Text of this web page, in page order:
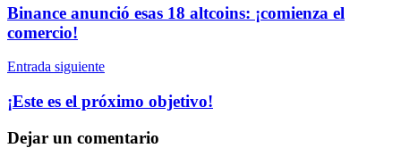
de
entradas
Binance anunció esas 18 altcoins: ¡comienza el
comercio!
Entrada siguiente
¡Este es el próximo objetivo!
Dejar un comentario